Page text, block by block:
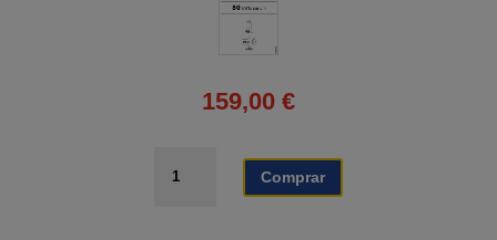
159,00 €
CORBERÓ
Comprar